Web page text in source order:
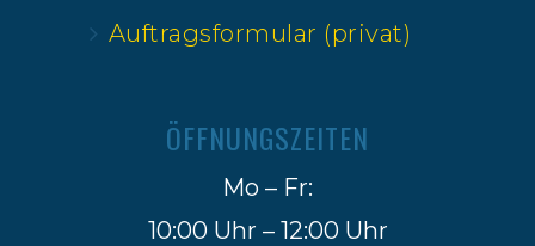
Auftragsformular (privat)
ÖFFNUNGSZEITEN
Mo – Fr:
10:00 Uhr – 12:00 Uhr